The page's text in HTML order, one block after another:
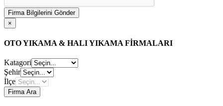
Firma Bilgilerini Gönder
×
OTO YIKAMA & HALI YIKAMA FİRMALARI
Katagori
Şehir
İlçe
Firma Ara